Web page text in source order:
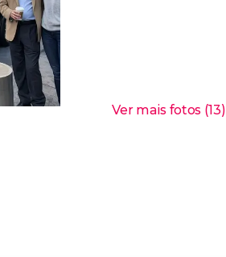
Ver mais fotos (13)